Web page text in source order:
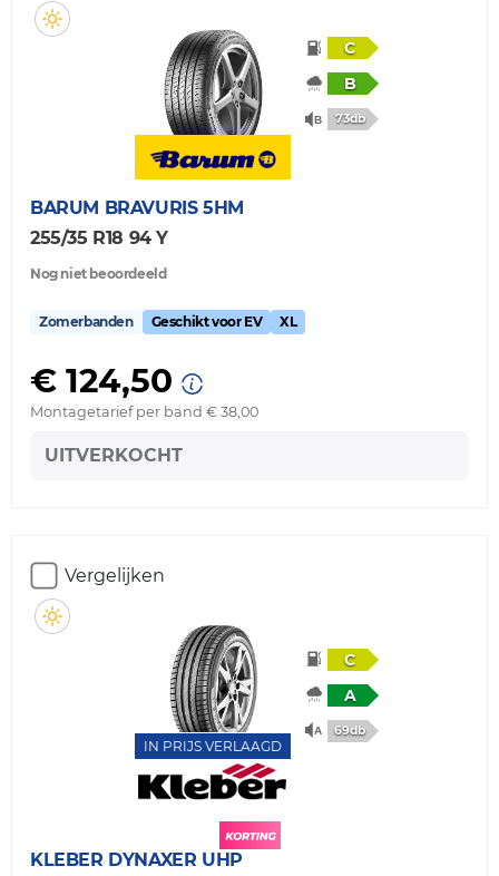
C
B
73db
BARUM BRAVURIS 5HM
255/35 R18 94 Y
Nog niet beoordeeld
Zomerbanden Geschikt voor EV XL
€ 124,50
Montagetarief per band € 38,00
UITVERKOCHT
Vergelijken
IN PRIJS VERLAAGD
C
A
69db
KLEBER DYNAXER UHP